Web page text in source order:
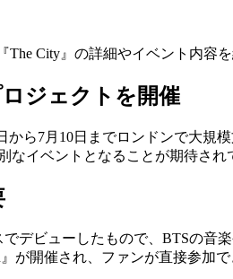
City』の詳細やイベント内容を
ジェクトを開催
から7月10日までロンドンで大
なイベントとなることが期待され
でデビューしたもので、BTSの
が開催され、ファンが直接参加